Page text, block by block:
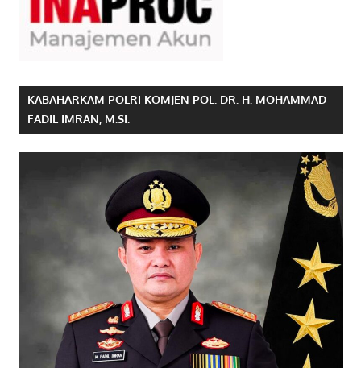
KABAHARKAM POLRI KOMJEN POL. DR. H. MOHAMMAD
FADIL IMRAN, M.SI.